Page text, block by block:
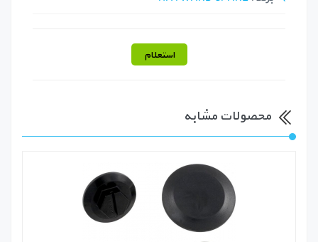
استعلام
محصولات مشابه